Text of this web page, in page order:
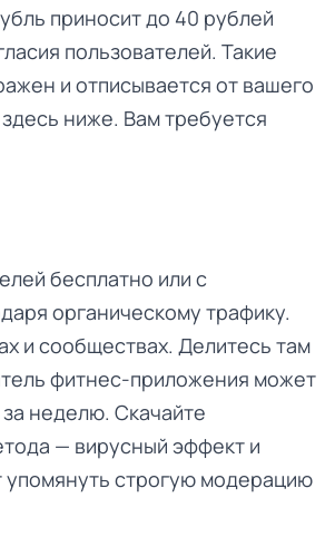
приносит до 40 рублей
пользователей. Такие
и отписывается от вашего
ниже. Вам требуется
бесплатно или с
органическому трафику.
и сообществах. Делитесь там
фитнес-приложения может
неделю. Скачайте
— вирусный эффект и
строгую модерацию